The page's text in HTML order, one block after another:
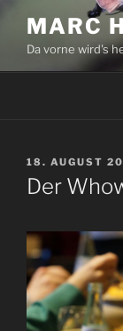
Inhalt
springen
MARC
Da vorne wird's
AM
18. AUGUST
Der